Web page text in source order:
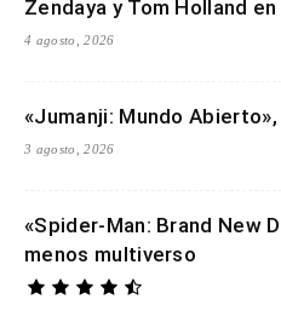
Zendaya y Tom Holland
4 agosto, 2026
«Jumanji: Mundo
3 agosto, 2026
«Spider-Man: Brand New
menos multiverso